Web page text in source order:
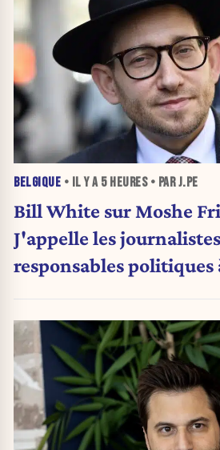
BELGIQUE • IL Y A 5 HEURES• PAR J.PE
Bill White sur Moshe
J'appelle les
responsables politiques